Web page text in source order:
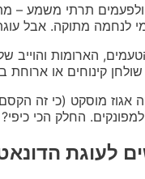
תרתי משמע –
לנחמה מתוקה. אבל
הארומות והוייב
קינוחים או ארוחת
אגוז מוסקט (כי זה
החלק הכי
לעוגת